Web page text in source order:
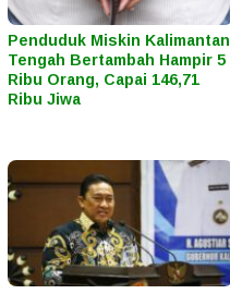
Penduduk Miskin Kalimantan
Tengah Bertambah Hampir 5
Ribu Orang, Capai 146,71
Ribu Jiwa